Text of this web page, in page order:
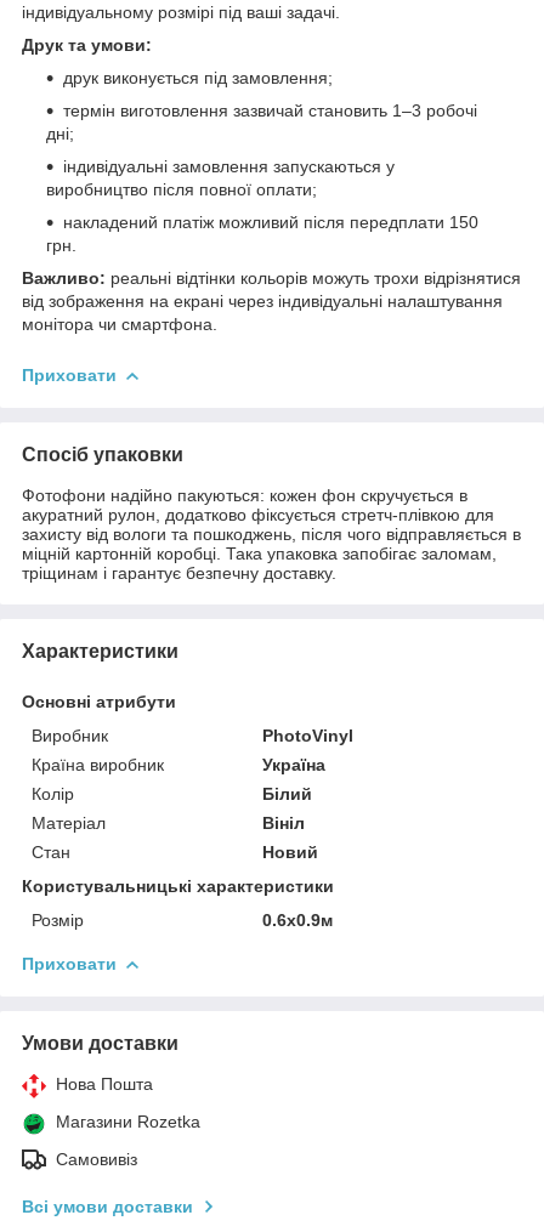
індивідуальному розмірі під ваші задачі.
Друк та умови:
друк виконується під замовлення;
термін виготовлення зазвичай становить 1–3 робочі
дні;
індивідуальні замовлення запускаються у
виробництво після повної оплати;
накладений платіж можливий після передплати 150
грн.
Важливо: реальні відтінки кольорів можуть трохи відрізнятися
від зображення на екрані через індивідуальні налаштування
монітора чи смартфона.
Приховати
Спосіб упаковки
Фотофони надійно пакуються: кожен фон скручується в
акуратний рулон, додатково фіксується стретч-плівкою для
захисту від вологи та пошкоджень, після чого відправляється в
міцній картонній коробці. Така упаковка запобігає заломам,
тріщинам і гарантує безпечну доставку.
Характеристики
Основні атрибути
Виробник
PhotoVinyl
Країна виробник
Україна
Колір
Білий
Матеріал
Вініл
Стан
Новий
Користувальницькі характеристики
Розмір
0.6x0.9м
Приховати
Умови доставки
Нова Пошта
Магазини Rozetka
Самовивіз
Всі умови доставки